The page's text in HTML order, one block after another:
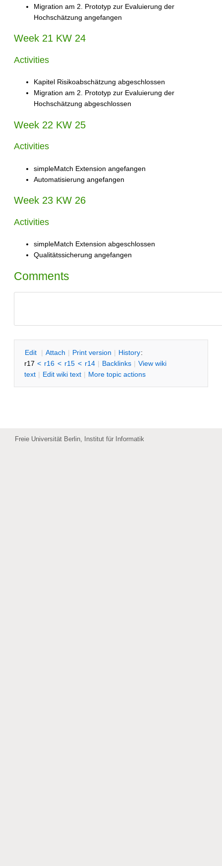
Migration am 2. Prototyp zur Evaluierung der
Hochschätzung angefangen
Week 21 KW 24
Activities
Kapitel Risikoabschätzung abgeschlossen
Migration am 2. Prototyp zur Evaluierung der
Hochschätzung abgeschlossen
Week 22 KW 25
Activities
simpleMatch Extension angefangen
Automatisierung angefangen
Week 23 KW 26
Activities
simpleMatch Extension abgeschlossen
Qualitätssicherung angefangen
Comments
Edit | Attach | Print version | History:
r17 < r16 < r15 < r14 | Backlinks | View wiki
text | Edit wiki text | More topic actions
Freie Universität Berlin, Institut für Informatik